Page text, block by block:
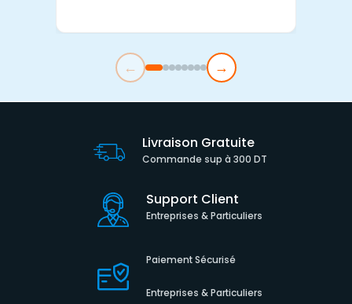
← →
Livraison Gratuite
Commande sup à 300 DT
Support Client
Entreprises & Particuliers
Paiement Sécurisé
Entreprises & Particuliers